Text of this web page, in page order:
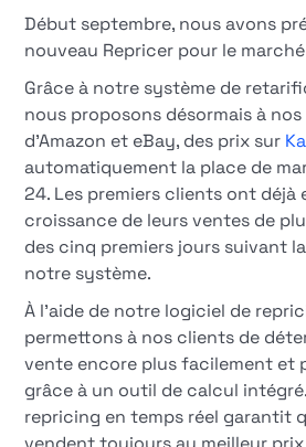
Début septembre, nous avons
nouveau Repricer pour le marché
Grâce à notre système de
nous proposons désormais à
d'Amazon et eBay, des prix sur
automatiquement la place de
24. Les premiers clients ont déjà
croissance de leurs ventes de
des cinq premiers jours suivant
notre système.
À l'aide de notre logiciel de
permettons à nos clients de
vente encore plus facilement et
grâce à un outil de calcul
repricing en temps réel garantit